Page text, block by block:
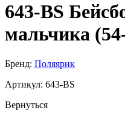
643-BS
мальчика
Бренд: Поляярик
Артикул: 643-BS
Вернуться